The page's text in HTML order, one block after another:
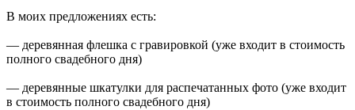
В моих предложениях есть:
— деревянная флешка с гравировкой (уже входит в стоимость
полного свадебного дня)
— деревянные шкатулки для распечатанных фото (уже входит
в стоимость полного свадебного дня)